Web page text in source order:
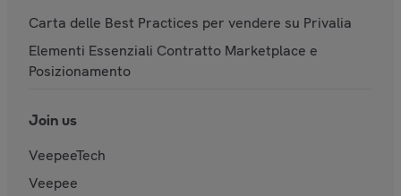
Carta delle Best Practices per vendere su Privalia
Elementi Essenziali Contratto Marketplace e
Posizionamento
Join us
VeepeeTech
Veepee